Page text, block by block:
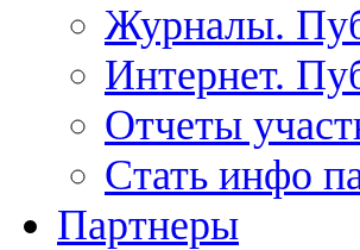
Журналы.
Интернет.
Отчеты
Стать инфо
Партнеры